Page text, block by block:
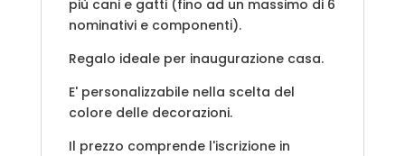
più cani e gatti (fino ad un massimo di 6
nominativi e componenti).
Regalo ideale per inaugurazione casa.
E' personalizzabile nella scelta del
colore delle decorazioni.
Il prezzo comprende l'iscrizione in